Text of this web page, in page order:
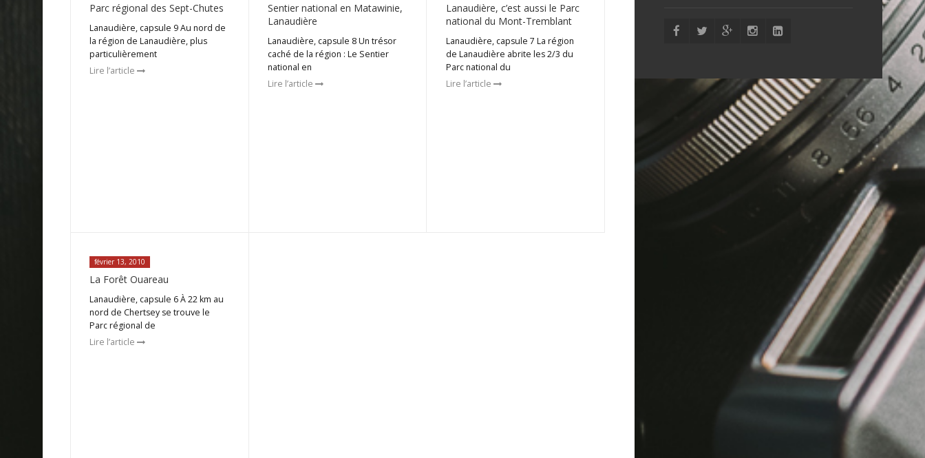
Parc régional des Sept-Chutes
Lanaudière, capsule 9 Au nord de
la région de Lanaudière, plus
particulièrement
Lire l’article
Sentier national en Matawinie,
Lanaudière
Lanaudière, capsule 8 Un trésor
caché de la région : Le Sentier
national en
Lire l’article
Lanaudière, c’est aussi le Parc
national du Mont-Tremblant
Lanaudière, capsule 7 La région
de Lanaudière abrite les 2/3 du
Parc national du
Lire l’article
février 13, 2010
La Forêt Ouareau
Lanaudière, capsule 6 À 22 km au
nord de Chertsey se trouve le
Parc régional de
Lire l’article